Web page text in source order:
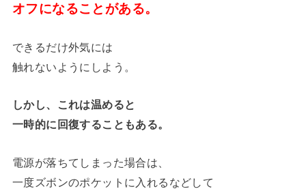
オフになることがある。
できるだけ外気には
触れないようにしよう。
しかし、これは温めると
一時的に回復することもある。
電源が落ちてしまった場合は、
一度ズボンのポケットに入れるなどして